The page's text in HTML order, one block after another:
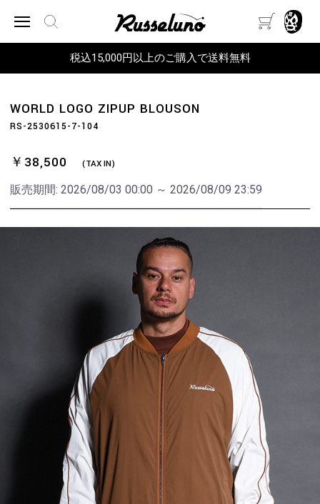
税込15,000円以上のご購入で送料無料
WORLD LOGO ZIPUP BLOUSON
RS-2530615-7-104
￥38,500 (TAX IN)
販売期間: 2026/08/03 00:00 ～ 2026/08/09 23:59